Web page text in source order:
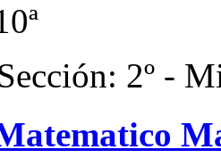
2º -